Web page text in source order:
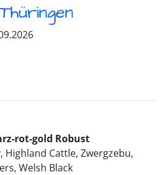
rot-gold Robust
Highland Cattle, Zwergzebu,
Welsh Black